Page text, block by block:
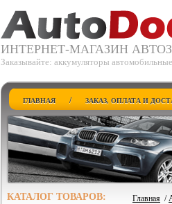
ИНТЕРНЕТ-МАГАЗИН
Заказывайте: аккумуляторы
ГЛАВНАЯ / ЗАКАЗ, ОПЛАТА И
КАТАЛОГ ТОВАРОВ:
Главная /